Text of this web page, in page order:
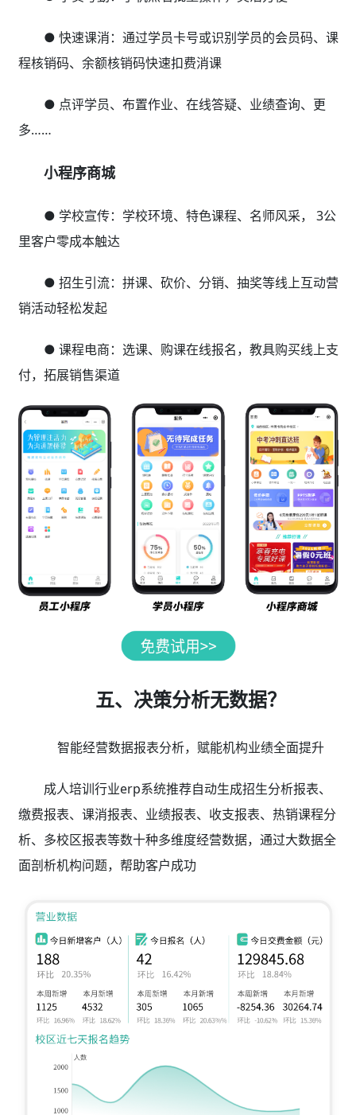
● 快速课消：通过学员卡号或识别学员的会员码、课
程核销码、余额核销码快速扣费消课
● 点评学员、布置作业、在线答疑、业绩查询、更
多……
小程序商城
● 学校宣传：学校环境、特色课程、名师风采， 3公
里客户零成本触达
● 招生引流：拼课、砍价、分销、抽奖等线上互动营
销活动轻松发起
● 课程电商：选课、购课在线报名，教具购买线上支
付，拓展销售渠道
五、决策分析无数据？
智能经营数据报表分析，赋能机构业绩全面提升
成人培训行业erp系统推荐自动生成招生分析报表、
缴费报表、课消报表、业绩报表、收支报表、热销课程分
析、多校区报表等数十种多维度经营数据，通过大数据全
面剖析机构问题，帮助客户成功